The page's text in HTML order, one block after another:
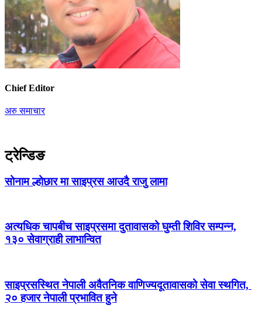
Chief Editor
अरु समाचार
ट्रेन्डिङ
सोनाम ल्होछार मा साइप्रस आउदै राजु लामा
अत्यधिक चापबीच साइप्रसमा दुतावासको घुम्ती शिविर सम्पन्न,
१३० सेवाग्राही लाभान्वित
साइप्रसस्थित नेपाली अवैतनिक वाणिज्यदूतावासको सेवा स्थगित,
२० हजार नेपाली प्रभावित हुने